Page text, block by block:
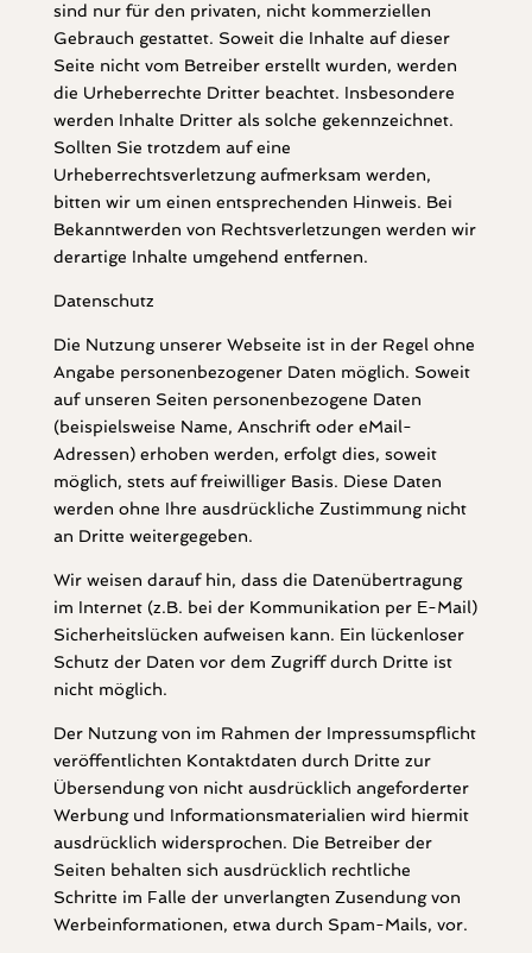
sind nur für den privaten, nicht kommerziellen
Gebrauch gestattet. Soweit die Inhalte auf dieser
Seite nicht vom Betreiber erstellt wurden, werden
die Urheberrechte Dritter beachtet. Insbesondere
werden Inhalte Dritter als solche gekennzeichnet.
Sollten Sie trotzdem auf eine
Urheberrechtsverletzung aufmerksam werden,
bitten wir um einen entsprechenden Hinweis. Bei
Bekanntwerden von Rechtsverletzungen werden wir
derartige Inhalte umgehend entfernen.
Datenschutz
Die Nutzung unserer Webseite ist in der Regel ohne
Angabe personenbezogener Daten möglich. Soweit
auf unseren Seiten personenbezogene Daten
(beispielsweise Name, Anschrift oder eMail-
Adressen) erhoben werden, erfolgt dies, soweit
möglich, stets auf freiwilliger Basis. Diese Daten
werden ohne Ihre ausdrückliche Zustimmung nicht
an Dritte weitergegeben.
Wir weisen darauf hin, dass die Datenübertragung
im Internet (z.B. bei der Kommunikation per E-Mail)
Sicherheitslücken aufweisen kann. Ein lückenloser
Schutz der Daten vor dem Zugriff durch Dritte ist
nicht möglich.
Der Nutzung von im Rahmen der Impressumspflicht
veröffentlichten Kontaktdaten durch Dritte zur
Übersendung von nicht ausdrücklich angeforderter
Werbung und Informationsmaterialien wird hiermit
ausdrücklich widersprochen. Die Betreiber der
Seiten behalten sich ausdrücklich rechtliche
Schritte im Falle der unverlangten Zusendung von
Werbeinformationen, etwa durch Spam-Mails, vor.